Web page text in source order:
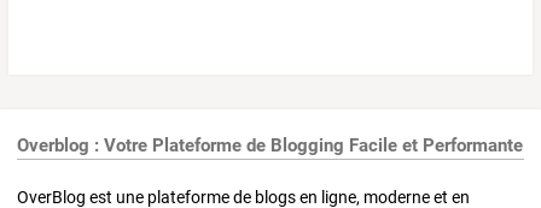
Overblog : Votre Plateforme de Blogging Facile et Performante
OverBlog est une plateforme de blogs en ligne, moderne et en